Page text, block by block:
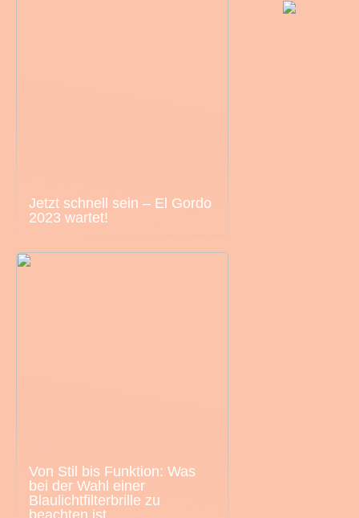
Jetzt schnell sein – El Gordo
2023 wartet!
Von Stil bis Funktion: Was
bei der Wahl einer
Blaulichtfilterbrille zu